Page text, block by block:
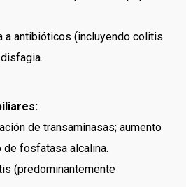
a antibióticos (incluyendo colitis
de transaminasas; aumento
de fosfatasa alcalina.
(predominantemente